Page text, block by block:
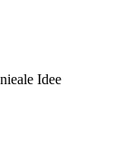
Idee